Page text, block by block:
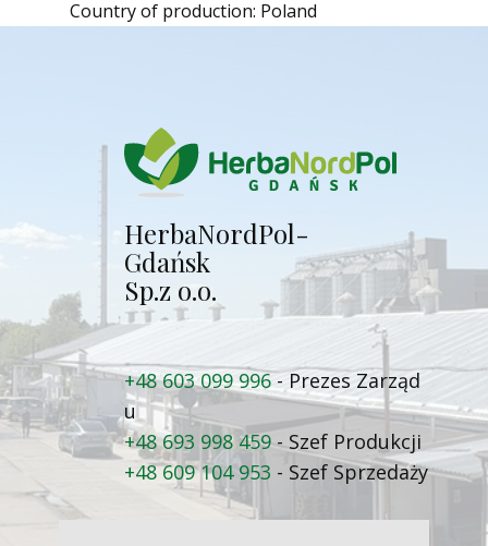
Country of production: Poland
Herba​NordPol-
Gdańsk
Sp.z o.o.
+48 603 099 996 - Prezes Zarząd​
u
+48 693 998 459 - Szef Produkcji
+48 609 104 953 - Szef Sprzedaży